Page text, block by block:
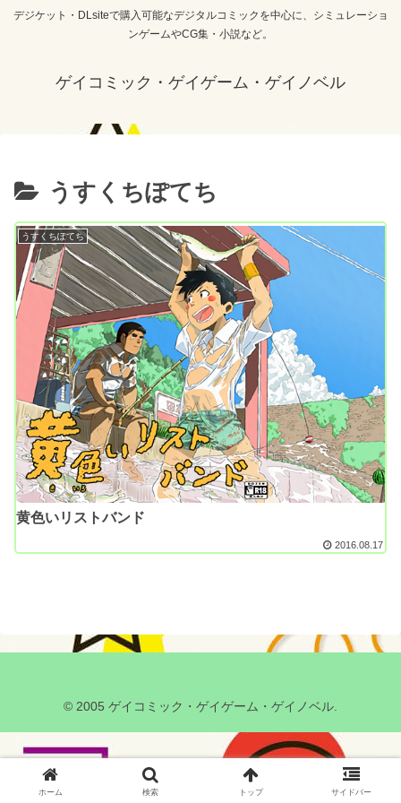
デジケット・DLsiteで購入可能なデジタルコミックを中心に、シミュレーショ
ンゲームやCG集・小説など。
ゲイコミック・ゲイゲーム・ゲイノベル
うすくちぽてち
うすくちぽてち
黄色いリストバンド
2016.08.17
© 2005 ゲイコミック・ゲイゲーム・ゲイノベル.
ホーム 検索 トップ サイドバー